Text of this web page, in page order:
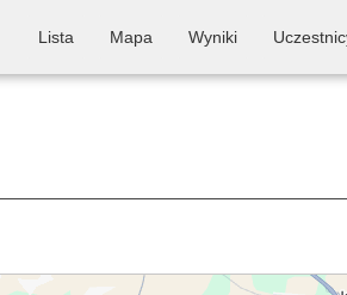
Lista Mapa Wyniki